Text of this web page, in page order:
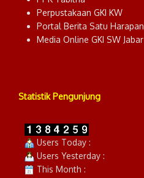
Perpustakaan GKI KW
Portal Berita Satu Harapan
Media Online GKI SW Jabar
Statistik Pengunjung
Users Today :
Users Yesterday :
This Month :